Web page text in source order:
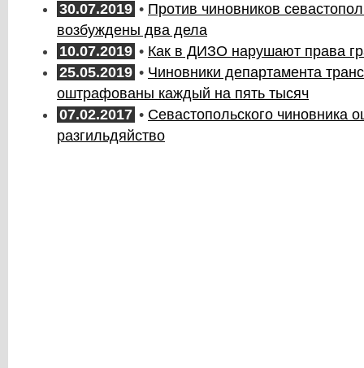
30.07.2019 • Против чиновников
возбуждены два дела
10.07.2019 • Как в ДИЗО нарушают права
25.05.2019 • Чиновники департамента
оштрафованы каждый на пять тысяч
07.02.2017 • Севастопольского чиновника
разгильдяйство